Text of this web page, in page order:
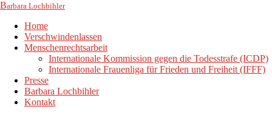
Barbara Lochbihler
Home
Verschwindenlassen
Menschenrechtsarbeit
Internationale Kommission gegen die Todesstrafe (ICDP)
Internationale Frauenliga für Frieden und Freiheit (IFFF)
Presse
Barbara Lochbihler
Kontakt